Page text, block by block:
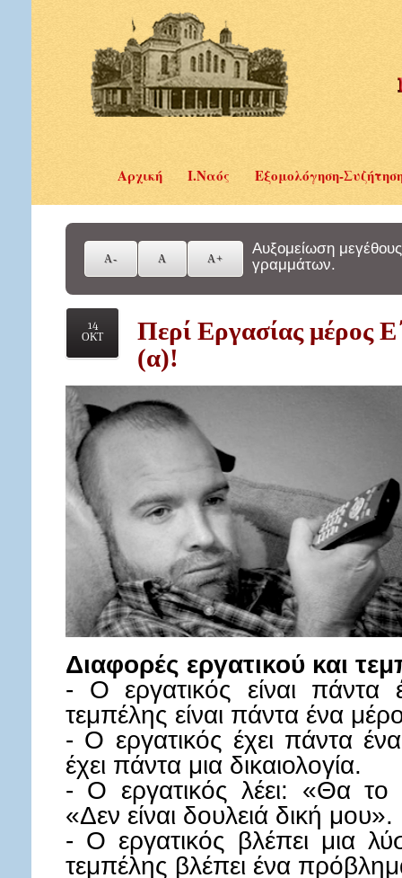
Αρχική Ι.Ναός Εξομολόγηση-
Αυξομείωση μεγέθους
γραμμάτων.
14
ΟΚΤ
Περί Εργασίας μέρος
(α)!
Διαφορές εργατικού και
- Ο εργατικός είναι
τεμπέλης είναι πάντα ένα
- Ο εργατικός έχει πάντα
έχει πάντα μια δικαιολογία.
- Ο εργατικός λέει: «Θα
«Δεν είναι δουλειά δική μου».
- Ο εργατικός βλέπει μια
τεμπέλης βλέπει ένα